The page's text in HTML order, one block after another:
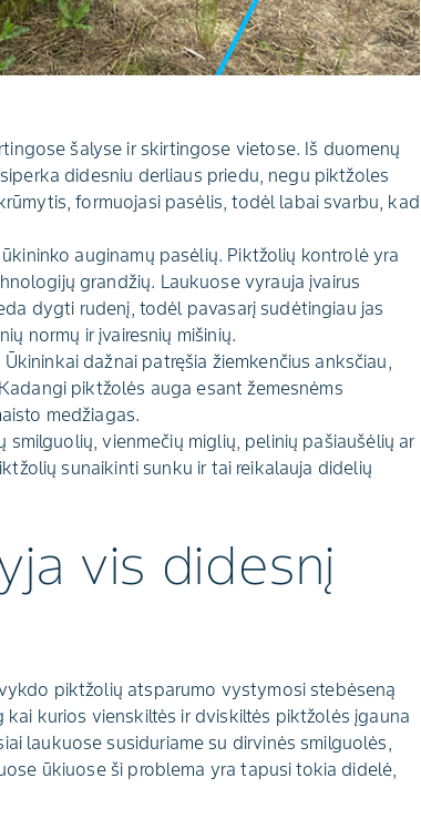
šalyse ir skirtingose vietose. Iš duomenų
didesniu derliaus priedu, negu piktžoles
formuojasi pasėlis, todėl labai svarbu, kad
auginamų pasėlių. Piktžolių kontrolė yra
grandžių. Laukuose vyrauja įvairus
dygti rudenį, todėl pavasarį sudėtingiau jas
normų ir įvairesnių mišinių.
dažnai patręšia žiemkenčius anksčiau,
piktžolės auga esant žemesnėms
medžiagas.
vienmečių miglių, pelinių pašiaušėlių ar
sunaikinti sunku ir tai reikalauja didelių
vis didesnį
piktžolių atsparumo vystymosi stebėseną
kurios vienskiltės ir dviskiltės piktžolės įgauna
laukuose susiduriame su dirvinės smilguolės,
ūkiuose ši problema yra tapusi tokia didelė,